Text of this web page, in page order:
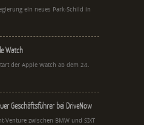
ein neues Park-Schild in
Watch
der Apple Watch ab dem 24.
Geschäftsführer bei DriveNow
Venture zwischen BMW und SIXT